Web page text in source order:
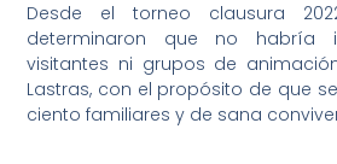
Desde el torneo clausura
determinaron que no habría
visitantes ni grupos de
Lastras, con el propósito de que
ciento familiares y de sana